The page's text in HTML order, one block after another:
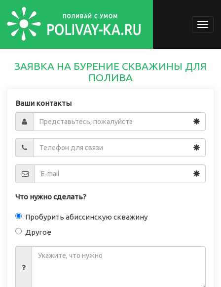
ЗАЯВКА НА БУРЕНИЕ СКВАЖИНЫ ДЛЯ
ПОЛИВА
Ваши контакты
Что нужно сделать?
Пробурить абиссинскую скважину
Другое